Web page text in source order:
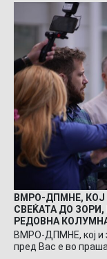
ВМРО-ДПМНЕ, КОЈ
СВЕЌАТА ДО ЗОРИ,
РЕДОВНА
ВМРО-ДПМНЕ, кој и
пред Вас е во